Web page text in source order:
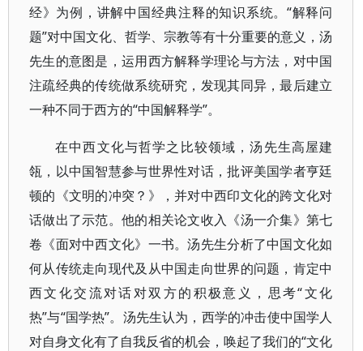
经》为例，讲解中国经典注释的知识系统。“解释问
题”对中国文化、哲学、宗教等有十分重要的意义，汤
先生的意图是，运用西方解释学理论与方法，对中国
注疏经典的传统做系统研究，发现其同异，最后建立
一种不同于西方的“中国解释学”。
在中西文化与哲学之比较领域，汤先生高屋建
瓴，以中国智慧参与世界性对话，批评美国学者亨廷
顿的《文明的冲突？》，并对中西印文化的跨文化对
话做出了示范。他的相关论文收入《汤一介集》第七
卷《面对中西文化》一书。汤先生分析了中国文化如
何从传统走向现代及从中国走向世界的问题，肯定中
西文化交流对话对双方的积极意义，思考“文化
热”与“国学热”。汤先生认为，西学的冲击使中国学人
对自身文化有了自我反省的机会，唤起了我们的“文化